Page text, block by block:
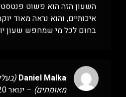
השעון הזה הוא פשוט
איכותיים, והוא נראה מאוד
בחום לכל מי שמחפש שעון
Daniel Malka
מאומתים) – ינואר 20, 2025